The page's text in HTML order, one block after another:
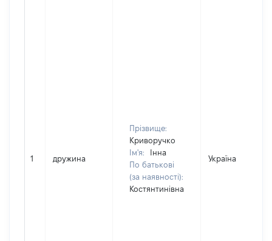
1 дружина
Прізвище:
Криворучко
Ім'я:
Інна
По батькові
(за наявності):
Костянтинівна
Україна